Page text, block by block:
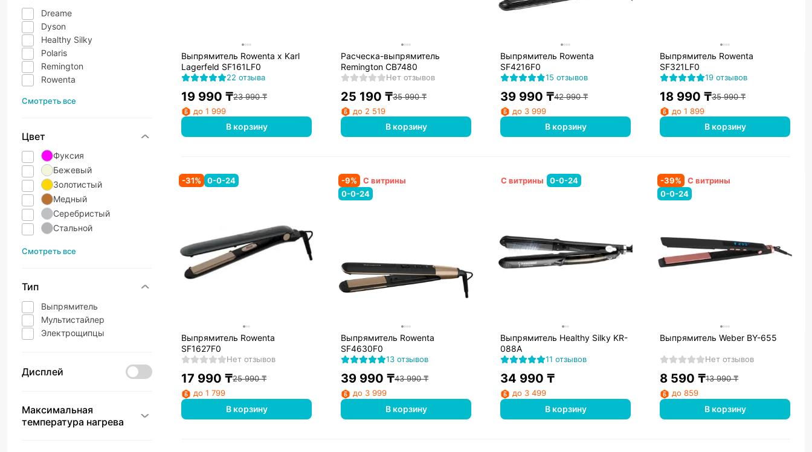
Dreame
Dyson
Healthy Silky
Polaris
Remington
Rowenta
Смотреть все
Цвет
Фуксия
Бежевый
Золотистый
Медный
Серебристый
Стальной
Смотреть все
Тип
Выпрямитель
Мультистайлер
Электрощипцы
Дисплей
Максимальная
температура нагрева
Выпрямитель Rowenta x Karl
Lagerfeld SF161LF0
22 отзыва
19 990 ₸23 990₸
до 1 999
В корзину
Расческа-выпрямитель
Remington CB7480
Нет отзывов
25 190 ₸35 990₸
до 2 519
В корзину
Выпрямитель Rowenta
SF4216F0
15 отзывов
39 990 ₸42 990₸
до 3 999
В корзину
Выпрямитель Rowenta
SF321LF0
19 отзывов
18 990 ₸35 990₸
до 1 899
В корзину
-31% 0-0-24
Выпрямитель Rowenta
SF1627F0
Нет отзывов
17 990 ₸25 990₸
до 1 799
В корзину
-9%
С витрины
0-0-24
Выпрямитель Rowenta
SF4630F0
13 отзывов
39 990 ₸43 990₸
до 3 999
В корзину
С витрины 0-0-24
Выпрямитель Healthy Silky KR-
088A
11 отзывов
34 990 ₸
до 3 499
В корзину
-39%
С витрины
0-0-24
Выпрямитель Weber BY-655
Нет отзывов
8 590 ₸13 990₸
до 859
В корзину